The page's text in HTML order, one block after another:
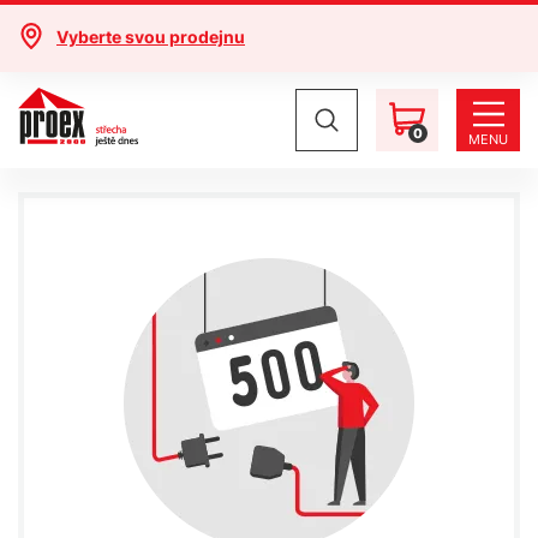
Vyberte svou prodejnu
0 MENU